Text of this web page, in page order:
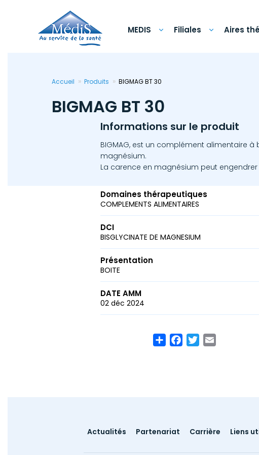
MEDIS Filiales Aires
Accueil Produits BIGMAG BT 30
BIGMAG BT 30
Informations sur le produit
BIGMAG, est un complément alimentaire
magnésium.
La carence en magnésium peut
Domaines thérapeutiques
COMPLEMENTS ALIMENTAIRES
DCI
BISGLYCINATE DE MAGNESIUM
Présentation
BOITE
DATE AMM
02 déc 2024
ShareFacebook
Twitter
Footer
Actualités Partenariat Carrière Liens